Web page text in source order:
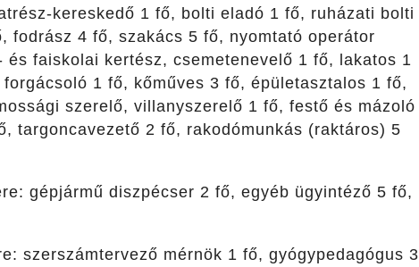
kereskedő 1 fő, bolti eladó 1 fő, ruházati bolti
fodrász 4 fő, szakács 5 fő, nyomtató operátor
faiskolai kertész, csemetenevelő 1 fő, lakatos 1
1 fő, kőműves 3 fő, épületasztalos 1 fő,
szerelő, villanyszerelő 1 fő, festő és mázoló
targoncavezető 2 fő, rakodómunkás (raktáros) 5
gépjármű diszpécser 2 fő, egyéb ügyintéző 5 fő,
szerszámtervező mérnök 1 fő, gyógypedagógus 3